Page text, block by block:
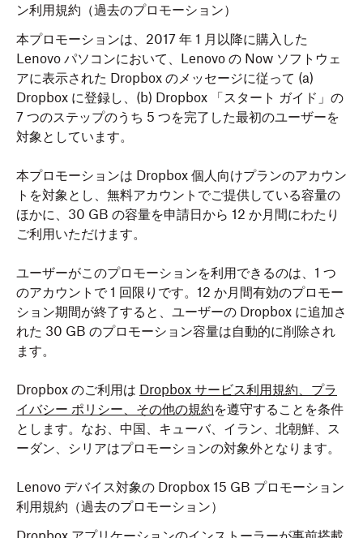
ン利用規約（過去のプロモーション）
本プロモーションは、2017 年 1 月以降に購入した
Lenovo パソコンにおいて、Lenovo の Now ソフトウェ
アに表示された Dropbox のメッセージに従って (a)
Dropbox に登録し、(b) Dropbox 「スタート ガイド」の
7 つのステップのうち 5 つを完了した最初のユーザーを
対象としています。
本プロモーションは Dropbox 個人向けプランのアカウン
トを対象とし、無料アカウントでご提供している容量の
ほかに、30 GB の容量を申請日から 12 か月間にわたり
ご利用いただけます。
ユーザーがこのプロモーションを利用できるのは、1 つ
のアカウントで 1 回限りです。12 か月間有効のプロモー
ション期間が終了すると、ユーザーの Dropbox に追加さ
れた 30 GB のプロモーション容量は自動的に削除され
ます。
Dropbox のご利用は Dropbox サービス利用規約、プラ
イバシー ポリシー、その他の規約を遵守することを条件
とします。なお、中国、キューバ、イラン、北朝鮮、ス
ーダン、シリアはプロモーションの対象外となります。
Lenovo デバイス対象の Dropbox 15 GB プロモーション
利用規約（過去のプロモーション）